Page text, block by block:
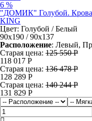
6 %
"ДОМИК" Голубой.
KING
Цвет: Голубой / Белый
90х190 / 90х137
Расположение: Левый,
Старая цена: 125 550 Р
118 017 Р
Старая цена: 136 478 Р
128 289 Р
Старая цена: 140 244 Р
131 829 Р